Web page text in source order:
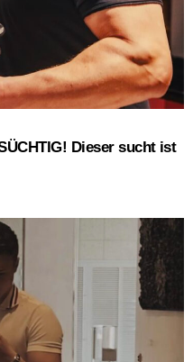
Dieser sucht ist